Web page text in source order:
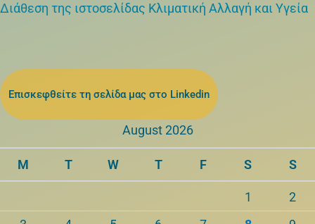
Διάθεση της ιστοσελίδας Κλιματική Αλλαγή και Υγεία
Επισκεφθείτε τη σελίδα μας στο Linkedin
August 2026
M T W T F S S
1
2